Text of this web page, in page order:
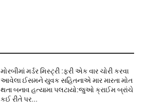
મોરબીમાં મર્ડર મિસ્ટ્રી :ફરી એક વાર ચોરી કરવા
આવેલા ઈસમને યુવક સહિતનાએ માર મારતા મોત
થતા બનાવ હત્યામા પલટાયો:જુઓ ક્રાઈમ બ્રાંચે
કઈ રીતે પર...